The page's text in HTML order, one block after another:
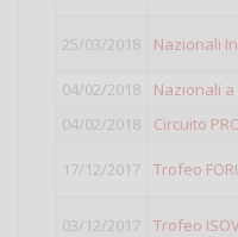
25/03/2018 Nazionali
04/02/2018 Nazionali
04/02/2018
Circuito
17/12/2017 Trofeo
03/12/2017 Trofeo